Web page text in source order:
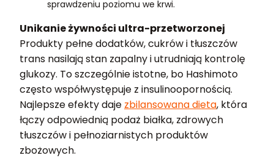
sprawdzeniu poziomu we krwi.
Unikanie żywności ultra-przetworzonej
Produkty pełne dodatków, cukrów i tłuszczów
trans nasilają stan zapalny i utrudniają kontrolę
glukozy. To szczególnie istotne, bo Hashimoto
często współwystępuje z insulinoopornością.
Najlepsze efekty daje zbilansowana dieta, która
łączy odpowiednią podaż białka, zdrowych
tłuszczów i pełnoziarnistych produktów
zbożowych.